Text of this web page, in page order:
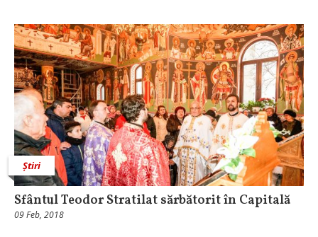
Știri
Sfântul Teodor Stratilat sărbătorit în Capitală
09 Feb, 2018